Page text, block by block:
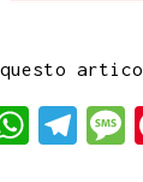
W
T